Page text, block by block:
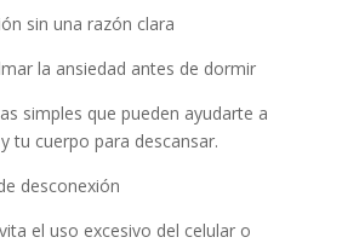
sin una razón clara
la ansiedad antes de dormir
simples que pueden ayudarte a
tu cuerpo para descansar.
desconexión
el uso excesivo del celular o